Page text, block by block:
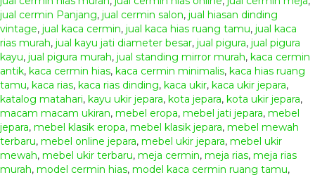
jual cermin Panjang, jual cermin salon, jual hiasan dinding
vintage, jual kaca cermin, jual kaca hias ruang tamu, jual kaca
rias murah, jual kayu jati diameter besar, jual pigura, jual pigura
kayu, jual pigura murah, jual standing mirror murah, kaca cermin
antik, kaca cermin hias, kaca cermin minimalis, kaca hias ruang
tamu, kaca rias, kaca rias dinding, kaca ukir, kaca ukir jepara,
katalog matahari, kayu ukir jepara, kota jepara, kota ukir jepara,
macam macam ukiran, mebel eropa, mebel jati jepara, mebel
jepara, mebel klasik eropa, mebel klasik jepara, mebel mewah
terbaru, mebel online jepara, mebel ukir jepara, mebel ukir
mewah, mebel ukir terbaru, meja cermin, meja rias, meja rias
murah, model cermin hias, model kaca cermin ruang tamu,